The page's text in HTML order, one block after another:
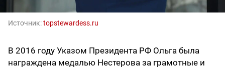
Источник:topstewardess.ru
В 2016 году Указом Президента РФ Ольга была
награждена медалью Нестерова за грамотные и